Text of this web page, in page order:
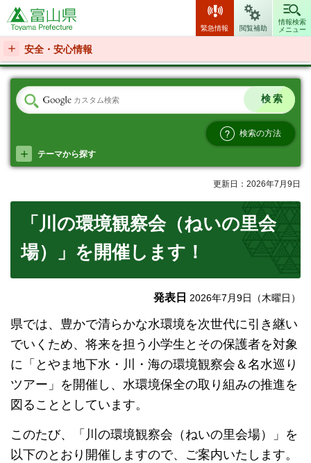
富山県
緊急情報 閲覧補助
情報検索
メニュー
安全・安心情報
検索の方法
テーマから探す
更新日：2026年7月9日
「川の環境観察会（ねいの里会
場）」を開催します！
発表日 2026年7月9日（木曜日）
県では、豊かで清らかな水環境を次世代に引き継い
でいくため、将来を担う小学生とその保護者を対象
に「とやま地下水・川・海の環境観察会＆名水巡り
ツアー」を開催し、水環境保全の取り組みの推進を
図ることとしています。
このたび、「川の環境観察会（ねいの里会場）」を
以下のとおり開催しますので、ご案内いたします。